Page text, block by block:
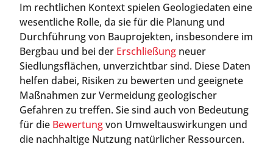
Im rechtlichen Kontext spielen Geologiedaten eine
wesentliche Rolle, da sie für die Planung und
Durchführung von Bauprojekten, insbesondere im
Bergbau und bei der Erschließung neuer
Siedlungsflächen, unverzichtbar sind. Diese Daten
helfen dabei, Risiken zu bewerten und geeignete
Maßnahmen zur Vermeidung geologischer
Gefahren zu treffen. Sie sind auch von Bedeutung
für die Bewertungvon Umweltauswirkungen und
die nachhaltige Nutzung natürlicher Ressourcen.